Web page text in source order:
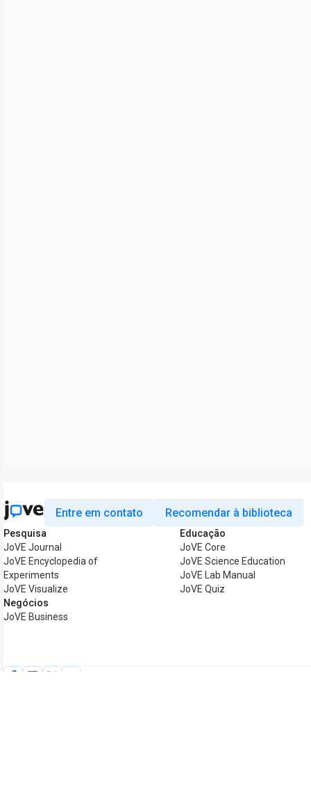
Entre em contato Recomendar à biblioteca
Pesquisa
JoVE Journal
JoVE Encyclopedia of
Experiments
JoVE Visualize
Negócios
JoVE Business
Educação
JoVE Core
JoVE Science Education
JoVE Lab Manual
JoVE Quiz